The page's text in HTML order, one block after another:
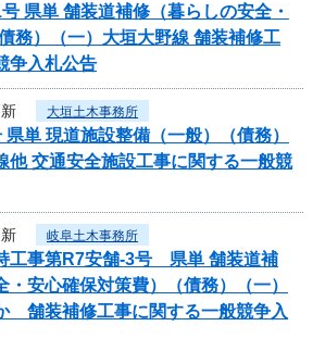
県単 舗装道補修（暮らしの安全・
務）（一）大垣大野線 舗装補修工
争入札公告
大垣土木事務所
単 現道施設整備（一般）（債務）
他 交通安全施設工事に関する一般競
岐阜土木事務所
工事第R7安舗-3号 県単 舗装道補
・安心確保対策費）（債務）（一）
舗装補修工事に関する一般競争入